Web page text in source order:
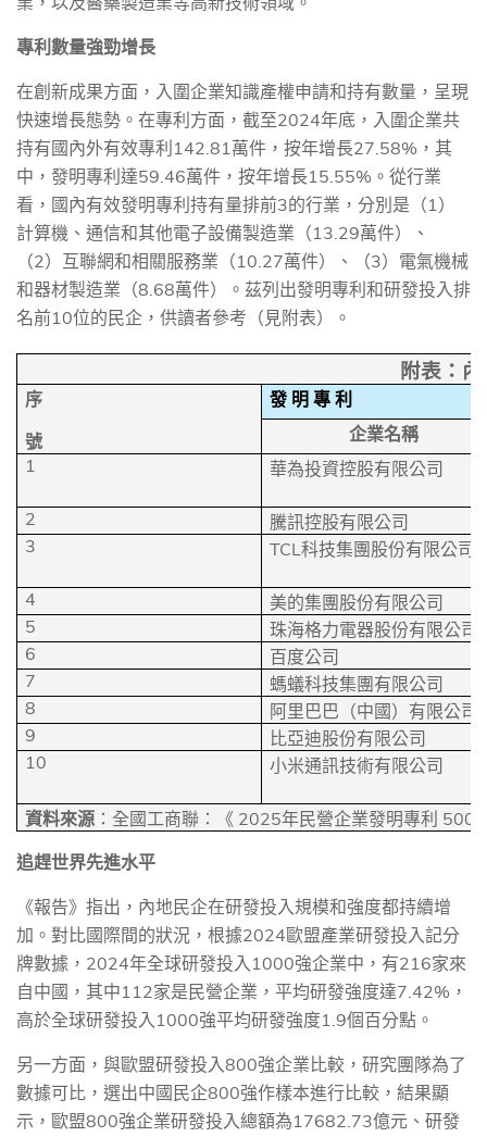
專利數量強勁增長
在創新成果方面，入圍企業知識產權申請和持有數量，呈現
快速增長態勢。在專利方面，截至2024年底，入圍企業共
持有國內外有效專利 142.81萬件，按年增長27.58% ，其
中，發明專利達59.46萬件，按年增長15.55% 。從行業
看，國內有效發明專利持有量排前3的行業，分別是（1）
計算機、通信和其他電子設備製造業（13.29萬件）、
（2）互聯網和相關服務業（10.27萬件）、（3）電氣機械
和器材製造業（8.68萬件）。茲列出發明專利和研發投入排
名前10位的民企，供讀者參考（見附表）。
附表：
序
號
發 明 專 利
企業名稱
1 華為投資控股有限公司
2 騰訊控股有限公司
3 TCL科技集團股份有限公司
4 美的集團股份有限公司
5 珠海格力電器股份有限公司
6 百度公司
7 螞蟻科技集團有限公司
8 阿里巴巴（中國）有限公司
9 比亞迪股份有限公司
10 小米通訊技術有限公司
資料來源 ：全國工商聯：《 2025年民營企業發明專利 500
追趕世界先進水平
《報告》指出，內地民企在研發投入規模和強度都持續增
加。對比國際間的狀況，根據2024歐盟產業研發投入記分
牌數據， 2024年全球研發投入 1000強企業中，有216家來
自中國，其中112家是民營企業，平均研發強度達7.42% ，
高於全球研發投入 1000強平均研發強度1.9個百分點。
另一方面，與歐盟研發投入800強企業比較，研究團隊為了
數據可比，選出中國民企800強作樣本進行比較，結果顯
示，歐盟800強企業研發投入總額為17682.73億元、研發